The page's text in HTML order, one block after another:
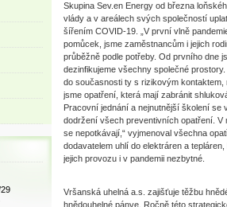
Skupina Sev.en Energy od března
vlády a v areálech svých společností
šířením COVID-19. „V první vlně
pomůcek, jsme zaměstnancům i jejich
průběžně podle potřeby. Od prvního dne
dezinfikujeme všechny společné
do současnosti ty s rizikovým
jsme opatření, která mají zabránit
Pracovní jednání a nejnutnější školení se
dodržení všech preventivních opatření.
se nepotkávají,“ vyjmenoval všechna
dodavatelem uhlí do elektráren a
jejich provozu i v pandemii nezbytné.
Vršanská uhelná a.s. zajišťuje těžbu
hnědouhelné pánve. Ročně této